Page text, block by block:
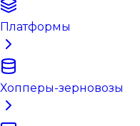
Платформы
Хопперы-зерновозы